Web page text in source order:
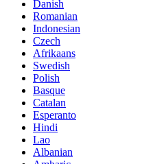
Danish
Romanian
Indonesian
Czech
Afrikaans
Swedish
Polish
Basque
Catalan
Esperanto
Hindi
Lao
Albanian